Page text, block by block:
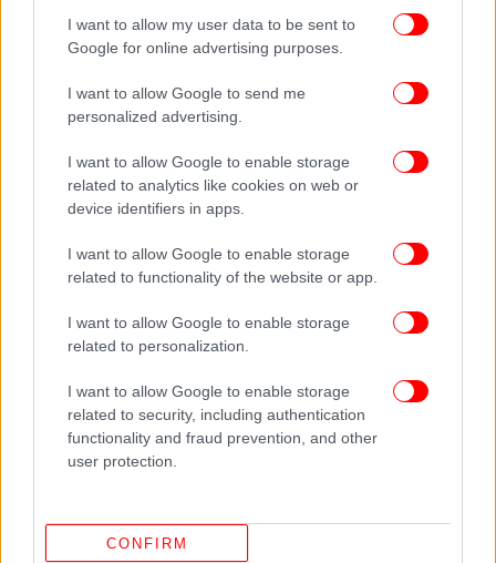
I want to allow my user data to be sent to
Google for online advertising purposes.
I want to allow Google to send me
personalized advertising.
I want to allow Google to enable storage
related to analytics like cookies on web or
device identifiers in apps.
I want to allow Google to enable storage
related to functionality of the website or app.
I want to allow Google to enable storage
related to personalization.
I want to allow Google to enable storage
related to security, including authentication
functionality and fraud prevention, and other
user protection.
CONFIRM
Διεύρυνση κατηγορητηρίου
Μέσα στις επόμενες ημέρες και πάντως πολύ
σύντομα, θα πρέπει να αναμένεται η ανάληψη
πρωτοβουλίας για τη διεύρυνση του
κατηγορητηρίου σε βάρος του πρώην αναπληρωτή
υπουργού Δικαιοσύνης, με σχετική πρόταση
ήδη τεθεί σε γνώση των κομμάτων προκειμένου να